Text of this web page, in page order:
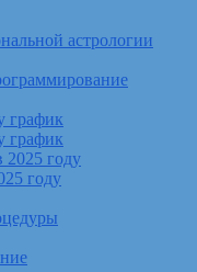
астрологии
график
график
2025 году
году